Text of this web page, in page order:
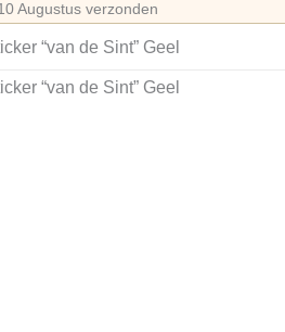
Augustus verzonden
“van de Sint” Geel
“van de Sint” Geel